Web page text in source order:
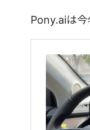
Pony.aiは